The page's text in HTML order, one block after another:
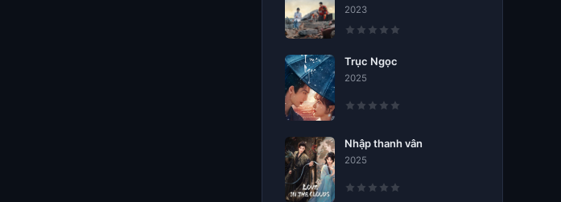
2023
Trục Ngọc
2025
Nhập thanh vân
2025